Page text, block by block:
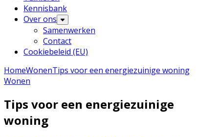
Kennisbank
Over ons
Samenwerken
Contact
Cookiebeleid (EU)
HomeWonenTips voor een energiezuinige woning
Wonen
Tips voor een energiezuinige
woning